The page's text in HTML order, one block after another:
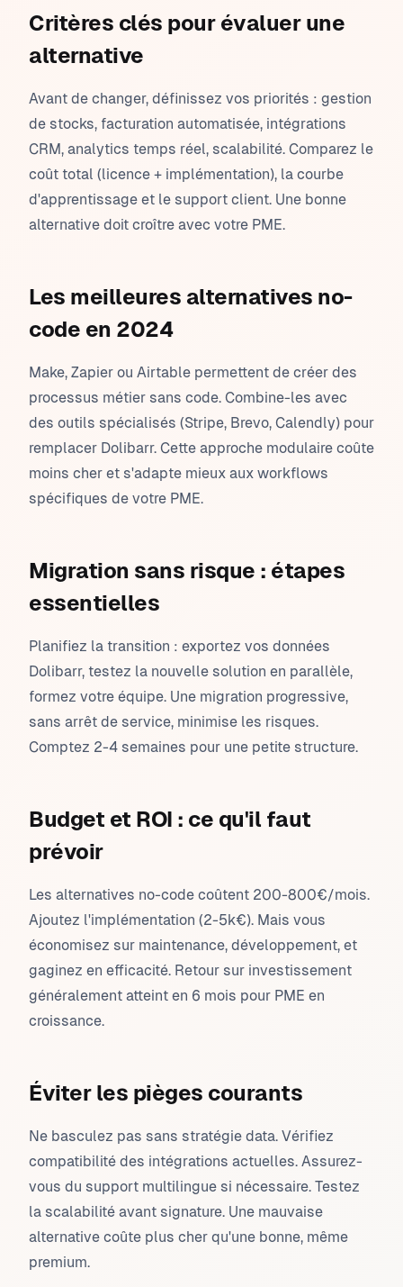
Critères clés pour évaluer une
alternative
Avant de changer, définissez vos priorités : gestion
de stocks, facturation automatisée, intégrations
CRM, analytics temps réel, scalabilité. Comparez le
coût total (licence + implémentation), la courbe
d'apprentissage et le support client. Une bonne
alternative doit croître avec votre PME.
Les meilleures alternatives no-
code en 2024
Make, Zapier ou Airtable permettent de créer des
processus métier sans code. Combine-les avec
des outils spécialisés (Stripe, Brevo, Calendly) pour
remplacer Dolibarr. Cette approche modulaire coûte
moins cher et s'adapte mieux aux workflows
spécifiques de votre PME.
Migration sans risque : étapes
essentielles
Planifiez la transition : exportez vos données
Dolibarr, testez la nouvelle solution en parallèle,
formez votre équipe. Une migration progressive,
sans arrêt de service, minimise les risques.
Comptez 2-4 semaines pour une petite structure.
Budget et ROI : ce qu'il faut
prévoir
Les alternatives no-code coûtent 200-800€/mois.
Ajoutez l'implémentation (2-5k€). Mais vous
économisez sur maintenance, développement, et
gaginez en efficacité. Retour sur investissement
généralement atteint en 6 mois pour PME en
croissance.
Éviter les pièges courants
Ne basculez pas sans stratégie data. Vérifiez
compatibilité des intégrations actuelles. Assurez-
vous du support multilingue si nécessaire. Testez
la scalabilité avant signature. Une mauvaise
alternative coûte plus cher qu'une bonne, même
premium.